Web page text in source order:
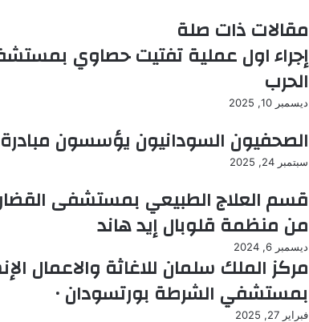
ر
ل
ت
ر
ن
ا
مقالات ذات صلة
إجراء اول عملية تفتيت حصاوي
الحرب
ديسمبر 10, 2025
الصحفيون السودانيون يؤسسون
سبتمبر 24, 2025
قسم العلاج الطبيعي بمستشفى
من منظمة قلوبال إيد هاند
ديسمبر 6, 2024
مركز الملك سلمان للاغاثة والاعمال
بمستشفي الشرطة بورتسودان ٠
فبراير 27, 2025